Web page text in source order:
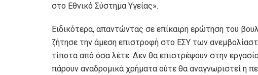
στο Εθνικό Σύστημα Υγείας».
Ειδικότερα, απαντώντας σε επίκαιρη ερώτηση του
ζήτησε την άμεση επιστροφή στο ΕΣΥ των
τίποτα από όσα λέτε. Δεν θα επιστρέψουν στην
πάρουν αναδρομικά χρήματα ούτε θα αναγνωριστεί η